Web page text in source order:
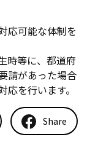
応可能な体制を
時等に、都道府
請があった場合
を行います。
Share